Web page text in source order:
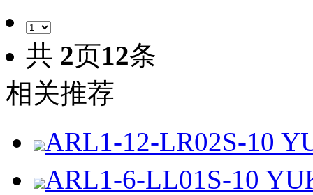
共 2页12条
相关推荐
ARL1-12-LR02S-10
ARL1-6-LL01S-10